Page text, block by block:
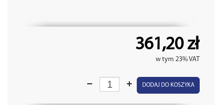
361,20 zł
w tym 23% VAT
DODAJ DO KOSZYKA